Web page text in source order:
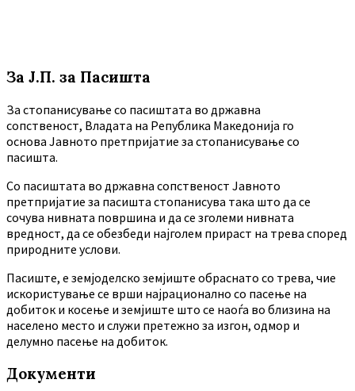
За Ј.П. за Пасишта
За стопанисување со пасиштата во државна
сопственост, Владата на Република Македонија го
основа Јавното претпријатие за стопанисување со
пасишта.
Co пасиштата во државна сопственост Јавното
претпријатие за пасишта стопанисува така што да се
сочува нивната површина и да се зголеми нивната
вредност, да се обезбеди најголем прираст на трева според
природните услови.
Пасиште, е земјоделско земјиште обраснато со трева, чие
искористување се врши најрационално со пасење на
добиток и косење и земјиште што се наоѓа во близина на
населено место и служи претежно за изгон, одмор и
делумно пасење на добиток.
Документи